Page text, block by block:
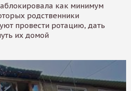
как минимум
родственники
провести ротацию, дать
их домой